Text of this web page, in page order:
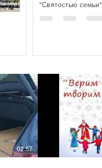
"Святостью семьи"
02:57